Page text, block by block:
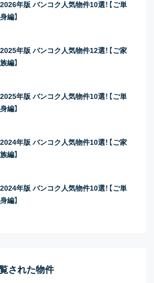
2026年版 バンコク人気物件10選！【ご単
身編】
2025年版 バンコク人気物件12選！【ご家
族編】
2025年版 バンコク人気物件10選！【ご単
身編】
2024年版 バンコク人気物件10選！【ご家
族編】
2024年版 バンコク人気物件10選！【ご単
身編】
された物件